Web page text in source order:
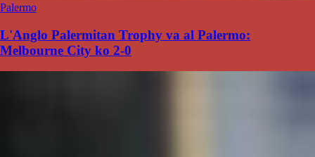
Palermo
L'Anglo Palermitan Trophy va al Palermo:
Melbourne City ko 2-0